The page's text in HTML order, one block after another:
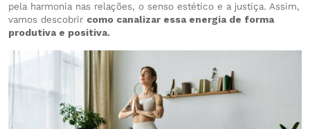
pela harmonia nas relações, o senso estético e a justiça. Assim,
vamos descobrir como canalizar essa energia de forma
produtiva e positiva.